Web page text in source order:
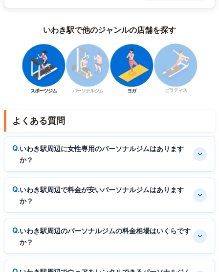
いわき駅で他のジャンルの店舗を探す
スポーツジム パーソナルジム ヨガ ピラティス
よくある質問
いわき駅周辺に女性専用のパーソナルジムはあります
か？
いわき駅周辺で料金が安いパーソナルジムはあります
か？
いわき駅周辺のパーソナルジムの料金相場はいくらです
か？